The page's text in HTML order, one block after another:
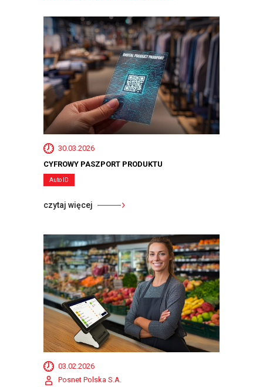
30.03.2026
CYFROWY PASZPORT PRODUKTU
Auto ID
czytaj więcej
03.02.2026
Posnet Polska S.A.